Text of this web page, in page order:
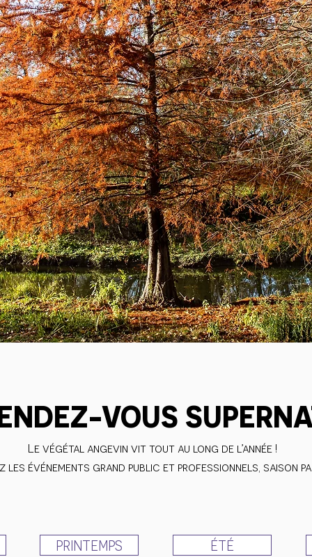
VOUS
Le végétal angevin vit tout au long de l’année !
les événements grand public et professionnels, saison
PRINTEMPS ÉTÉ